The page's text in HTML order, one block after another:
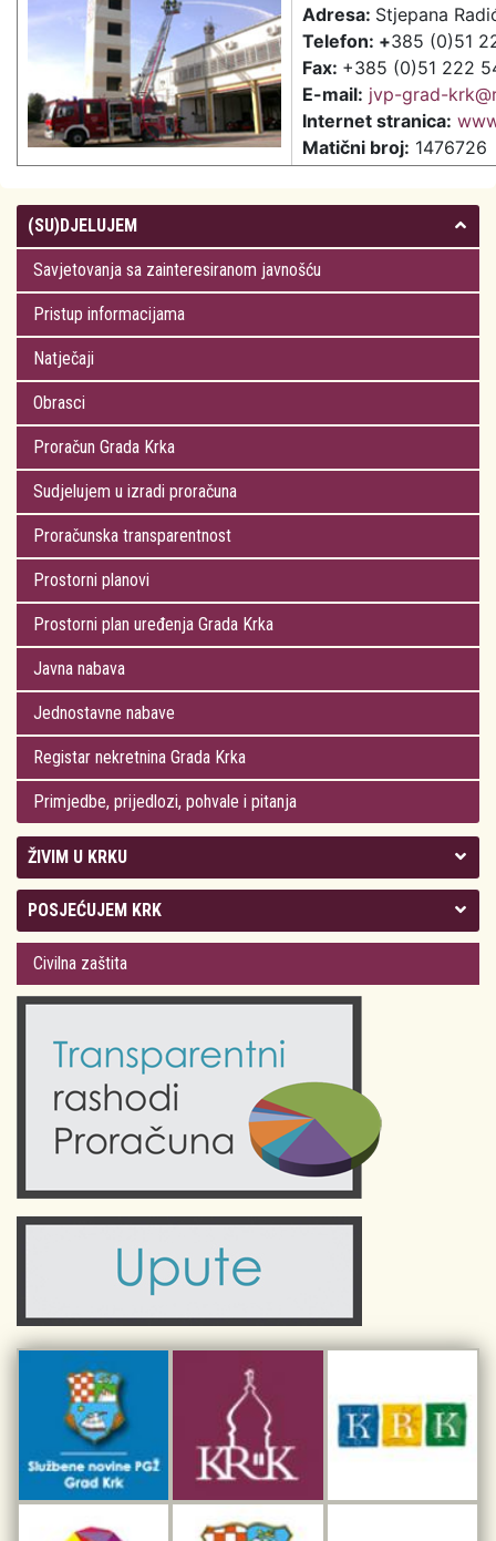
Adresa: Stjepana
Telefon: +385 (0)51
Fax: +385 (0)51 222
E-mail: jvp-grad-
Internet stranica:
Matični broj: 1476726
(SU)DJELUJEM
Savjetovanja sa zainteresiranom javnošću
Pristup informacijama
Natječaji
Obrasci
Proračun Grada Krka
Sudjelujem u izradi proračuna
Proračunska transparentnost
Prostorni planovi
Prostorni plan uređenja Grada Krka
Javna nabava
Jednostavne nabave
Registar nekretnina Grada Krka
Primjedbe, prijedlozi, pohvale i pitanja
ŽIVIM U KRKU
Kolegij gradonačelnika
Gradsko vijeće
Odluke Grada Krka (Službene novine PGŽ)
Obrazovanje
Komunalne usluge
Civilni sektor (arhiva udruga)
Sport i rekreacija
POSJEĆUJEM KRK
Plan Grada Krka
Krk 360° VR panorama
Krk uživo
Fotogalerije
Kalendar događanja
Turistička zajednica otoka Krka
Kulturno-turistička ruta Putovima Frankopana
Dar iz Krka
Interpretacijski centar pomorske baštine
Civilna zaštita